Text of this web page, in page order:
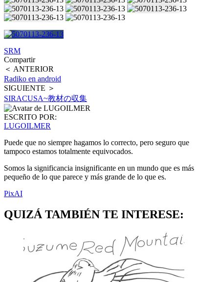
SRM
Compartir
＜ ANTERIOR
Radiko en android
SIGUIENTE ＞
SIRACUSA~教材の収集
ESCRITO POR:
LUGOILMER
Puede que no siempre hagamos lo correcto, pero seguro que
tampoco estamos totalmente equivocados.
Somos la significancia insignificante en un mundo que es más
pequeño de lo que parece y más grande de lo que es.
PixAI
QUIZÁ TAMBIÉN TE INTERESE: